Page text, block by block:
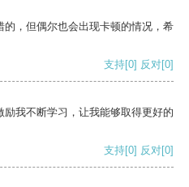
，但偶尔也会出现卡顿的情况，希
支持[0] 反对[0]
我不断学习，让我能够取得更好的
支持[0] 反对[0]